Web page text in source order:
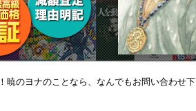
暁のヨナのことなら、なんでもお問い合わせ下